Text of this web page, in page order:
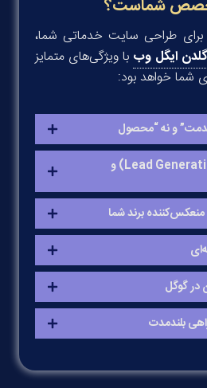
تخصص شماست؟
طراحی سایت خدماتی شما،
گلدن ایگل وب با ویژگی‌های متمایز
شما خواهد بود:
و نه “محصول
تمرکز بر تولید سرنخ (Lead Generation) و
برند شما
در گوگل
بلندمدت